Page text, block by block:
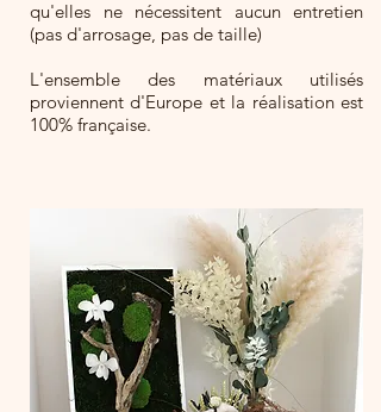
qu'elles ne nécessitent aucun entretien
(pas d'arrosage, pas de taille)
L'ensemble des matériaux utilisés
proviennent d'Europe et la réalisation est
100% française.